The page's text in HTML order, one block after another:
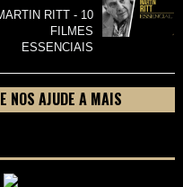
RITT - 10
FILMES
ESSENCIAIS
NOS AJUDE A MAIS